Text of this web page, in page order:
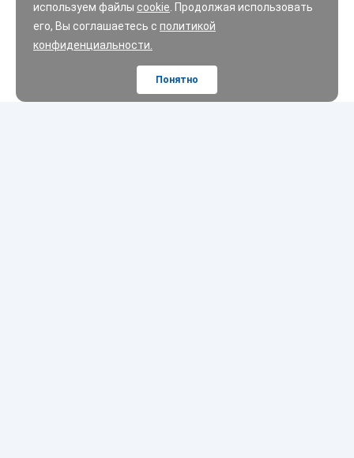
используем файлы cookie . Продолжая использовать
его, Вы соглашаетесь с политикой
конфиденциальности.
Понятно